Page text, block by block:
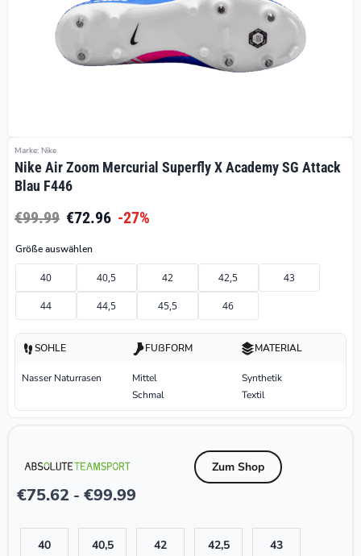
Marke: Nike
Nike Air Zoom Mercurial Superfly X Academy SG Attack
Blau F446
€99.99 €72.96 -27%
Größe auswählen
40 40,5 42 42,5 43
44 44,5 45,5 46
SOHLE
Nasser Naturrasen
FUßFORM
Mittel
Schmal
MATERIAL
Synthetik
Textil
€75.62 - €99.99
Zum Shop
40 40,5 42 42,5 43